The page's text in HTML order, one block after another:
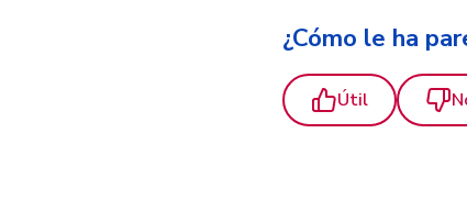
¿Cómo le ha
Útil